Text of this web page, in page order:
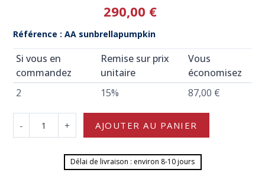
290,00 €
Référence : AA sunbrellapumpkin
Si vous en
commandez
Remise sur prix
unitaire
Vous
économisez
2
15% 87,00 €
- + AJOUTER AU PANIER
Délai de livraison : environ 8-10 jours